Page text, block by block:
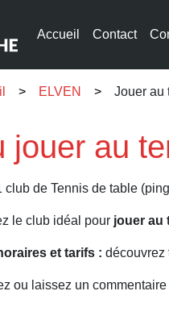
Accueil Contact
ELVEN Jouer au
jouer au
club de Tennis de table
le club idéal pour jouer au
et tarifs : découvrez
ou laissez un